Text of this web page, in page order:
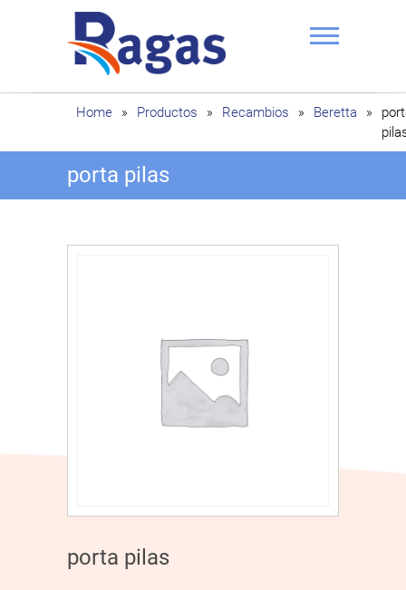
Ragas
Home » Productos » Recambios » Beretta »
porta pilas
porta pilas